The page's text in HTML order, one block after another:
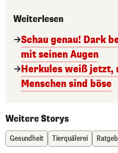
Weiterlesen
Schau genau! Dark
mit seinen Augen
Herkules weiß jetzt,
Menschen sind böse
Weitere Storys
Gesundheit Tierquälerei